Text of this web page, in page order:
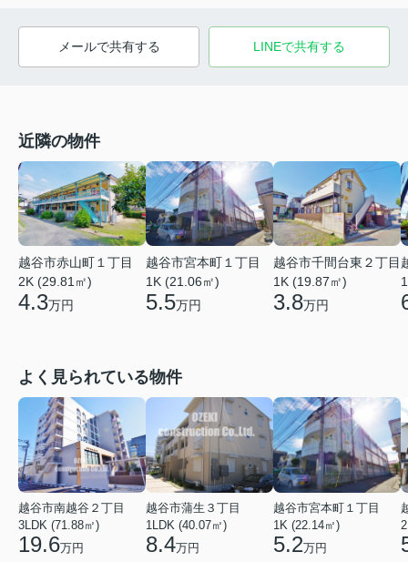
メールで共有する LINEで共有する
近隣の物件
越谷市赤山町１丁目
2K (29.81㎡)
4.3万円
越谷市宮本町１丁目
1K (21.06㎡)
5.5万円
越谷市千間台東２丁目
1K (19.87㎡)
3.8万円
よく見られている物件
越谷市南越谷２丁目
3LDK (71.88㎡)
19.6万円
越谷市蒲生３丁目
1LDK (40.07㎡)
8.4万円
越谷市宮本町１丁目
1K (22.14㎡)
5.2万円